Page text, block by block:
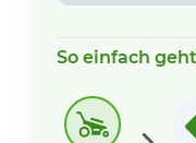
So einfach